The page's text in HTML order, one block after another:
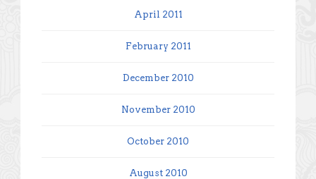
April 2011
February 2011
December 2010
November 2010
October 2010
August 2010